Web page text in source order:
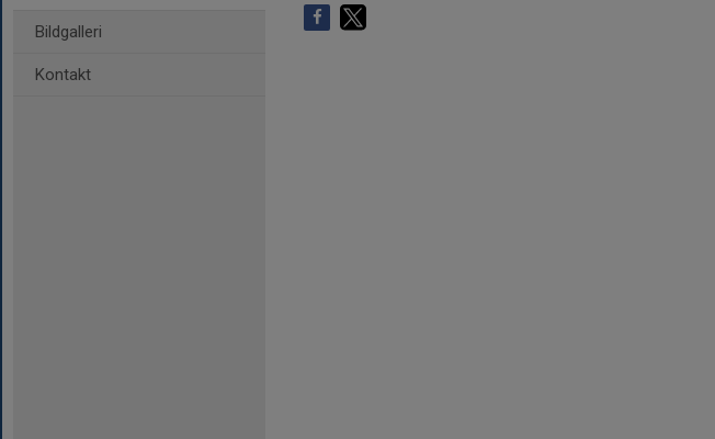
Bildgalleri
Kontakt